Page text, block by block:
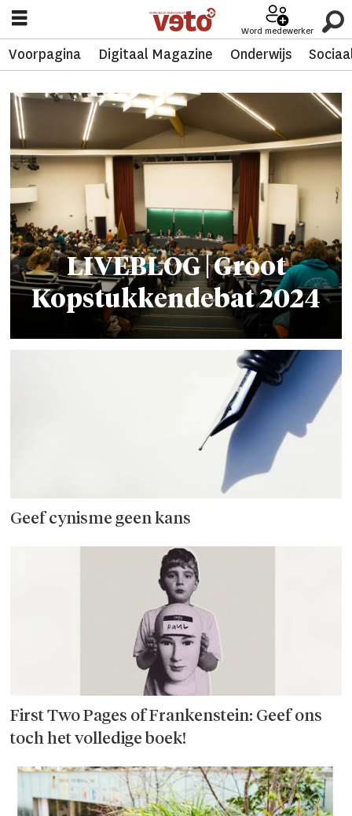
Word medewerker
Voorpagina Digitaal Magazine Onderwijs
Tag:
wolf
france
LIVEBLOG | Groot
Kopstukkendebat 2024
Geef cynisme geen kans
First Two Pages of Frankenstein: Geef ons
toch het volledige boek!